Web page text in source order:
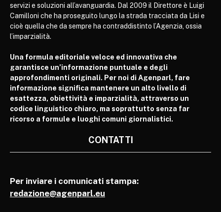
servizi e soluzioni all’avanguardia. Dal 2009 il Direttore è Luigi
Camilloni che ha proseguito lungo la strada tracciata da Lisi e
cioè quella che da sempre ha contraddistinto l’Agenzia, ossia
l’imparzialità.
Una formula editoriale veloce ed innovativa che
garantisce un’informazione puntuale e degli
approfondimenti originali. Per noi di Agenparl, fare
informazione significa mantenere un alto livello di
esattezza, obiettività e imparzialità, attraverso un
codice linguistico chiaro, ma soprattutto senza far
ricorso a formule e luoghi comuni giornalistici.
CONTATTI
Per inviare i comunicati stampa:
redazione@agenparl.eu